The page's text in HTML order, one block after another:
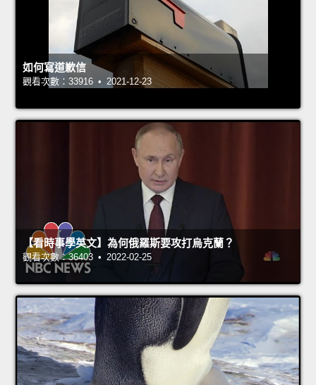
如何寫道歉信
觀看次數：33916 • 2021-12-23
【看時事學英文】為何俄羅斯要攻打烏克蘭？
觀看次數：36403 • 2022-02-25